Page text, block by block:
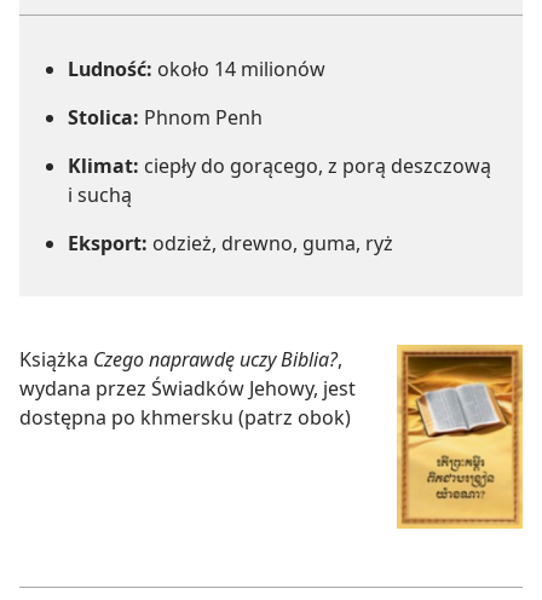
Ludność: około 14 milionów
Stolica: Phnom Penh
Klimat: ciepły do gorącego, z porą deszczową
i suchą
Eksport: odzież, drewno, guma, ryż
Książka Czego naprawdę uczy Biblia?,
wydana przez Świadków Jehowy, jest
dostępna po khmersku (patrz obok)